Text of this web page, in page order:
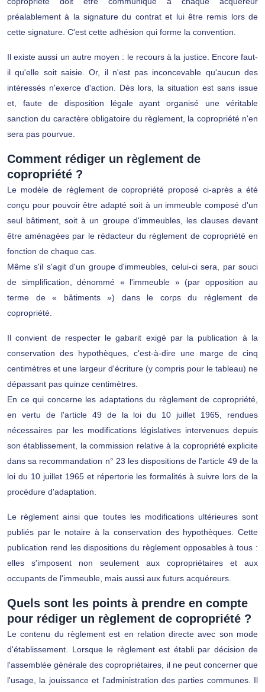
préalablement à la signature du contrat et lui être remis lors de
cette signature. C'est cette adhésion qui forme la convention.
Il existe aussi un autre moyen : le recours à la justice. Encore faut-
il qu'elle soit saisie. Or, il n'est pas inconcevable qu'aucun des
intéressés n'exerce d'action. Dès lors, la situation est sans issue
et, faute de disposition légale ayant organisé une véritable
sanction du caractère obligatoire du règlement, la copropriété n'en
sera pas pourvue.
Comment rédiger un règlement de
copropriété ?
Le modèle de règlement de copropriété proposé ci-après a été
conçu pour pouvoir être adapté soit à un immeuble composé d'un
seul bâtiment, soit à un groupe d'immeubles, les clauses devant
être aménagées par le rédacteur du règlement de copropriété en
fonction de chaque cas.
Même s'il s'agit d'un groupe d'immeubles, celui-ci sera, par souci
de simplification, dénommé « l'immeuble » (par opposition au
terme de « bâtiments ») dans le corps du règlement de
copropriété.
Il convient de respecter le gabarit exigé par la publication à la
conservation des hypothèques, c'est-à-dire une marge de cinq
centimètres et une largeur d'écriture (y compris pour le tableau) ne
dépassant pas quinze centimètres.
En ce qui concerne les adaptations du règlement de copropriété,
en vertu de l'article 49 de la loi du 10 juillet 1965, rendues
nécessaires par les modifications législatives intervenues depuis
son établissement, la commission relative à la copropriété explicite
dans sa recommandation n° 23 les dispositions de l'article 49 de la
loi du 10 juillet 1965 et répertorie les formalités à suivre lors de la
procédure d'adaptation.
Le règlement ainsi que toutes les modifications ultérieures sont
publiés par le notaire à la conservation des hypothèques. Cette
publication rend les dispositions du règlement opposables à tous :
elles s'imposent non seulement aux copropriétaires et aux
occupants de l'immeuble, mais aussi aux futurs acquéreurs.
Quels sont les points à prendre en compte
pour rédiger un règlement de copropriété ?
Le contenu du règlement est en relation directe avec son mode
d'établissement. Lorsque le règlement est établi par décision de
l'assemblée générale des copropriétaires, il ne peut concerner que
l'usage, la jouissance et l'administration des parties communes. Il